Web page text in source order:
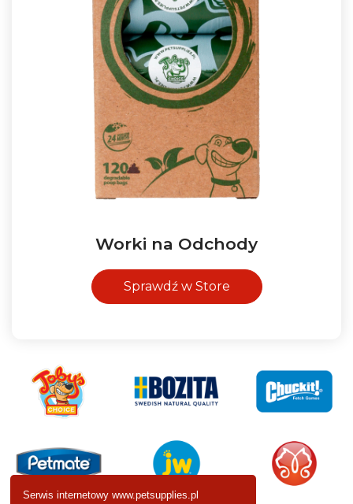
Serwis internetowy www.petsupplies.pl
Worki na Odchody
Sprawdź w Store